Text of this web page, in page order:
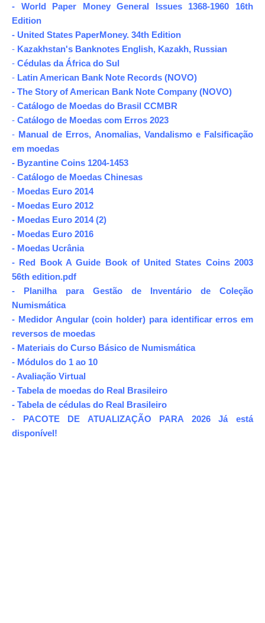
- World Paper Money General Issues 1368-1960 16th
Edition
- United States PaperMoney. 34th Edition
- Kazakhstan's Banknotes English, Kazakh, Russian
- Cédulas da África do Sul
- Latin American Bank Note Records (NOVO)
- The Story of American Bank Note Company (NOVO)
- Catálogo de Moedas do Brasil CCMBR
- Catálogo de Moedas com Erros 2023
- Manual de Erros, Anomalias, Vandalismo e Falsificação
em moedas
- Byzantine Coins 1204-1453
- Catálogo de Moedas Chinesas
- Moedas Euro 2014
- Moedas Euro 2012
- Moedas Euro 2014 (2)
- Moedas Euro 2016
- Moedas Ucrânia
- Red Book A Guide Book of United States Coins 2003
56th edition.pdf
- Planilha para Gestão de Inventário de Coleção
Numismática
- Medidor Angular (coin holder) para identificar erros em
reversos de moedas
- Materiais do Curso Básico de Numismática
- Módulos do 1 ao 10
- Avaliação Virtual
- Tabela de moedas do Real Brasileiro
- Tabela de cédulas do Real Brasileiro
- PACOTE DE ATUALIZAÇÃO PARA 2026 Já está
disponível!